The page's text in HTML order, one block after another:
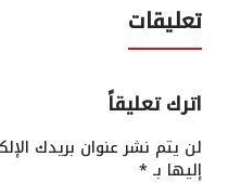
تعليقات
اترك تعليقاً
لن يتم نشر عنوان بريدك
إليها بـ*